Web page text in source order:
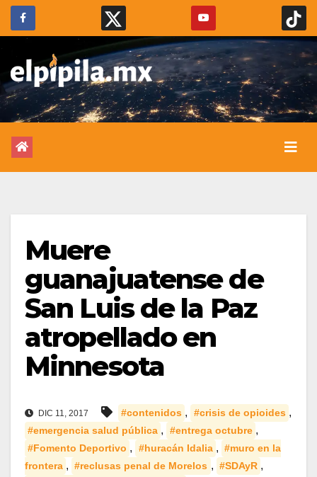
Muere
guanajuatense de
San Luis de la Paz
atropellado en
Minnesota
DIC 11, 2017 #contenidos , #crisis de opioides ,
#emergencia salud pública , #entrega octubre ,
#Fomento Deportivo , #huracán Idalia , #muro en la
frontera , #reclusas penal de Morelos , #SDAyR ,